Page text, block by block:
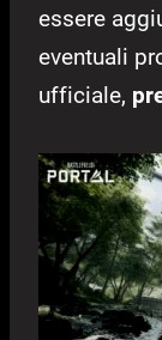
essere
eventuali
ufficiale,